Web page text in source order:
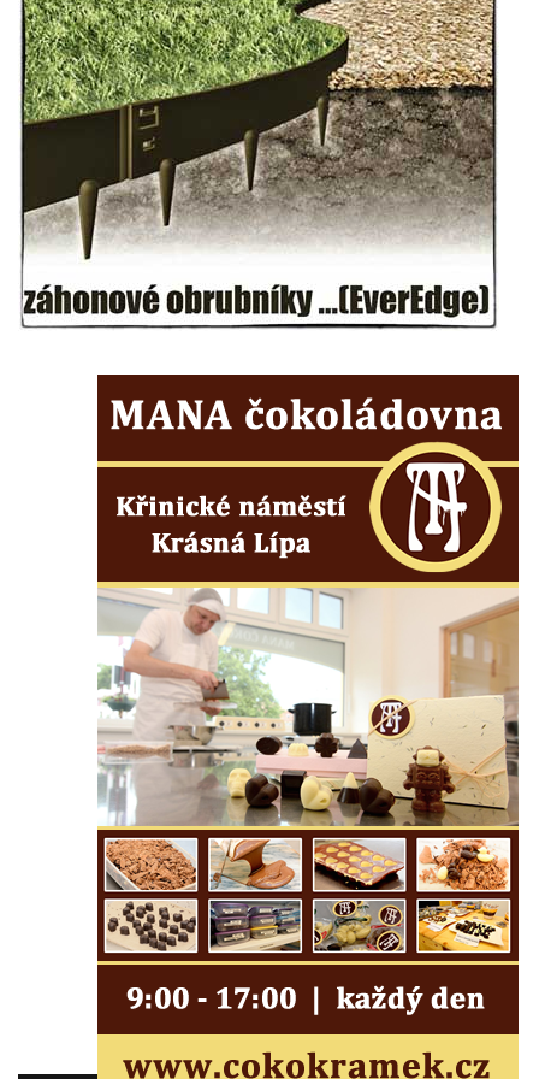
Vltavou
Pamětní kámen revitalizace Vltavy Vraňany
– Hořín u Lužce nad Vltavou
Strom svobody a památník 100 let republiky
a 30. výročí listopadu 1989 v Hrobčicích
Boží muka v parku před domem čp. 17 v
Hrobčicích
Sochy „Klaun a dívenka“ v parku v centru
Hrobčic
Socha svatého Antonína poustevníka v
Socha vodníka u požární nádrže v
Mirošovicích
Socha býka před areálem firmy 2JCP v
Račicích
Povodňový sloup II. v Dobříni
Pamětní kámen vodního díla Josefův Důl
Socha svatého Floriána na domě čp. 3 v
Oparnu
Socha svaté Anny u domu čp. 3 v Oparnu
Lavička Václava Havla v Pardubicích
Lavička Václava Havla v Novém Boru
Lavička Václava Havla v Krásné Lípě
Upoutávka JduHřebenovkou u parkoviště
na Mezní Louce
Kamenný obelisk na vyhlídce u Pravčické
brány
Sousoší svatého Václava, svatého Floriána
od Mezné